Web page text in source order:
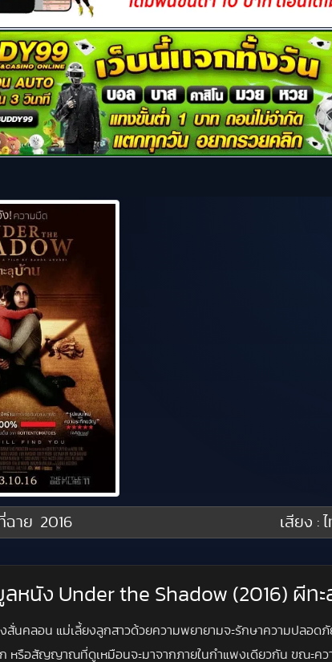
ฉาย 2016 เสียง :
ลหนัง Under the Shadow (2016) ผีทะ
งสั่นคลอน แม่เลี้ยงลูกสาวด้วยความพยายามจะรักษาความปลอด
หรือสัญญาณที่ดูเหมือนจะมาจากภายในกำแพงเดียวกัน ขณะค